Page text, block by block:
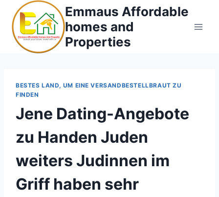
content
Emmaus Affordable
homes and
Properties
BESTES LAND, UM EINE VERSANDBESTELLBRAUT ZU
FINDEN
Jene Dating-Angebote
zu Handen Juden
weiters Judinnen im
Griff haben sehr